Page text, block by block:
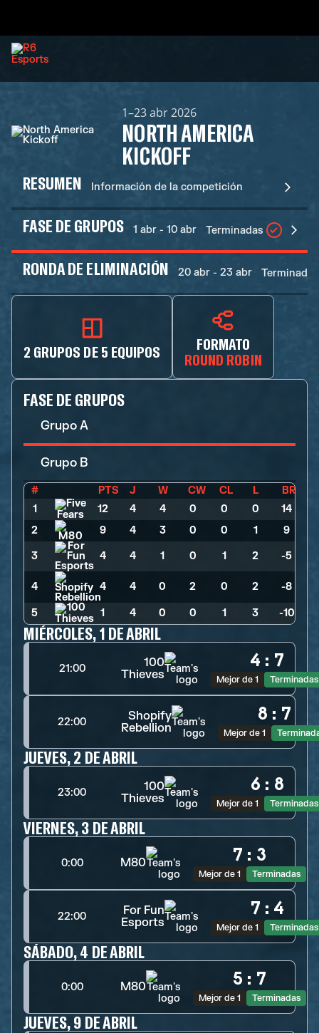
1–23 abr 2026
NORTH AMERICA
KICKOFF
RESUMEN Información de la competición
FASE DE GRUPOS 1 abr - 10 abr Terminadas
RONDA DE ELIMINACIÓN 20 abr - 23 abr Terminadas
2 GRUPOS DE 5 EQUIPOS
FORMATO
ROUND ROBIN
FASE DE GRUPOS
Grupo A
Grupo B
# PTS J W CW CL L
BR
1
12 4 4 0 0 0
14
2
9 4 3 0 0 1 9
3 4 4 1 0 1 2 -5
4 4 4 0 2 0 2 -8
5 1 4 0 0 1 3 -10
MIÉRCOLES, 1 DE ABRIL
21:00
100
Thieves
4 : 7
Mejor de 1 Terminadas
22:00
Shopify
Rebellion
8 : 7
Mejor de 1
JUEVES, 2 DE ABRIL
23:00
100
Thieves
6 : 8
Mejor de 1 Terminadas
VIERNES, 3 DE ABRIL
0:00 M80 7 : 3
Mejor de 1 Terminadas
22:00
For Fun
Esports
7 : 4
Mejor de 1 Terminadas
SÁBADO, 4 DE ABRIL
0:00 M80 5 : 7
Mejor de 1 Terminadas
JUEVES, 9 DE ABRIL